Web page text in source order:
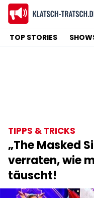
TOP STORIES
TIPPS & TRICKS
„The Masked
verraten, wie
täuscht!